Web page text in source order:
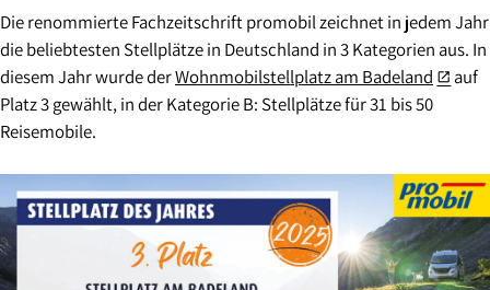
Die renommierte Fachzeitschrift promobil zeichnet in jedem Jahr
die beliebtesten Stellplätze in Deutschland in 3 Kategorien aus. In
diesem Jahr wurde derWohnmobilstellplatz am Badeland open_in_new auf
Platz 3 gewählt, in der Kategorie B: Stellplätze für 31 bis 50
Reisemobile.